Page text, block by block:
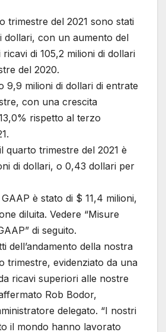
trimestre del 2021 sono stati
dollari, con un aumento del
di 105,2 milioni di dollari
del 2020.
9,9 milioni di dollari di entrate
con una crescita
rispetto al terzo
quarto trimestre del 2021 è
di dollari, o 0,43 dollari per
è stato di $ 11,4 milioni,
diluita. Vedere “Misure
di seguito.
dell’andamento della nostra
trimestre, evidenziato da una
ricavi superiori alle nostre
Rob Bodor,
delegato. “I nostri
il mondo hanno lavorato